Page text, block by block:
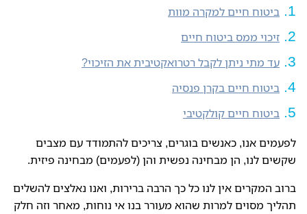
ביטוח חיים למקרה מוות
זיכוי ממס ביטוח חיים
עד מתי ניתן לקבל רטרואקטיבית את הזיכוי?
ביטוח חיים בקרן פנסיה
ביטוח חיים קולקטיבי
לפעמים אנו, כאנשים בוגרים, צריכים להתמודד עם מצבים
שקשים לנו, הן מבחינה נפשית והן (לפעמים) מבחינה פיזית.
ברוב המקרים אין לנו כל כך הרבה ברירות, ואנו נאלצים להשלים
תהליך מסוים למרות שהוא מעורר בנו אי נוחות, מאחר וזה חלק